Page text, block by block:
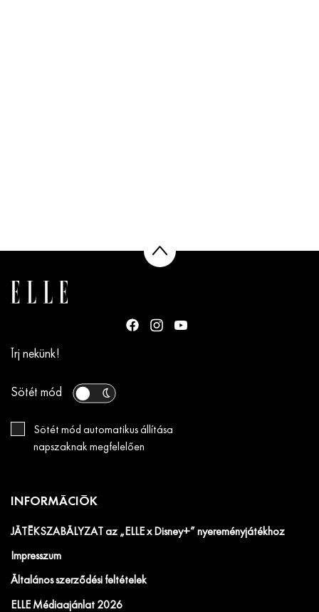
Írj nekünk!
Sötét mód
Sötét mód automatikus állítása
napszaknak megfelelően
INFORMÁCIÓK
JÁTÉKSZABÁLYZAT az „ELLE x Disney+” nyereményjátékhoz
Impresszum
Általános szerződési feltételek
ELLE Médiaajánlat 2026